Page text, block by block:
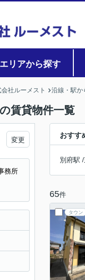
エリアから探す
社ルーメスト 沿線・駅か
賃貸物件一覧
おすす
別府駅 /
65件
タウン
変更
務所